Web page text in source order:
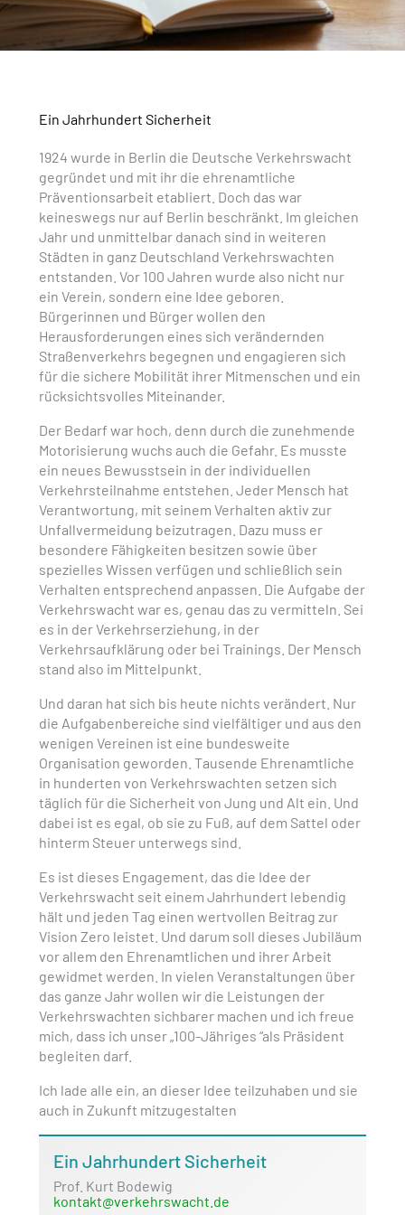
Ein Jahrhundert Sicherheit
1924 wurde in Berlin die Deutsche Verkehrswacht
gegründet und mit ihr die ehrenamtliche
Präventionsarbeit etabliert. Doch das war
keineswegs nur auf Berlin beschränkt. Im gleichen
Jahr und unmittelbar danach sind in weiteren
Städten in ganz Deutschland Verkehrswachten
entstanden. Vor 100 Jahren wurde also nicht nur
ein Verein, sondern eine Idee geboren.
Bürgerinnen und Bürger wollen den
Herausforderungen eines sich verändernden
Straßenverkehrs begegnen und engagieren sich
für die sichere Mobilität ihrer Mitmenschen und ein
rücksichtsvolles Miteinander.
Der Bedarf war hoch, denn durch die zunehmende
Motorisierung wuchs auch die Gefahr. Es musste
ein neues Bewusstsein in der individuellen
Verkehrsteilnahme entstehen. Jeder Mensch hat
Verantwortung, mit seinem Verhalten aktiv zur
Unfallvermeidung beizutragen. Dazu muss er
besondere Fähigkeiten besitzen sowie über
spezielles Wissen verfügen und schließlich sein
Verhalten entsprechend anpassen. Die Aufgabe der
Verkehrswacht war es, genau das zu vermitteln. Sei
es in der Verkehrserziehung, in der
Verkehrsaufklärung oder bei Trainings. Der Mensch
stand also im Mittelpunkt.
Und daran hat sich bis heute nichts verändert. Nur
die Aufgabenbereiche sind vielfältiger und aus den
wenigen Vereinen ist eine bundesweite
Organisation geworden. Tausende Ehrenamtliche
in hunderten von Verkehrswachten setzen sich
täglich für die Sicherheit von Jung und Alt ein. Und
dabei ist es egal, ob sie zu Fuß, auf dem Sattel oder
hinterm Steuer unterwegs sind.
Es ist dieses Engagement, das die Idee der
Verkehrswacht seit einem Jahrhundert lebendig
hält und jeden Tag einen wertvollen Beitrag zur
Vision Zero leistet. Und darum soll dieses Jubiläum
vor allem den Ehrenamtlichen und ihrer Arbeit
gewidmet werden. In vielen Veranstaltungen über
das ganze Jahr wollen wir die Leistungen der
Verkehrswachten sichbarer machen und ich freue
mich, dass ich unser „100-Jähriges “als Präsident
begleiten darf.
Ich lade alle ein, an dieser Idee teilzuhaben und sie
auch in Zukunft mitzugestalten
Ein Jahrhundert Sicherheit
Prof. Kurt Bodewig
kontakt@verkehrswacht.de